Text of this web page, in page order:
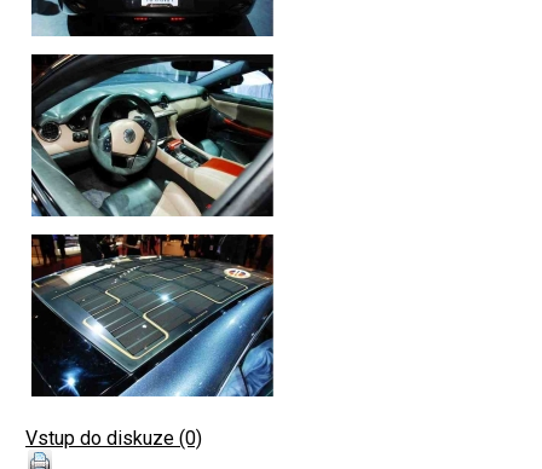
Vstup do diskuze (0)